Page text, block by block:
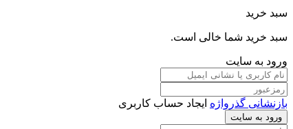
سبد خرید
سبد خرید شما خالی است.
ورود به سایت
بازنشانی گذرواژه ایجاد حساب کاربری
ورود به سایت